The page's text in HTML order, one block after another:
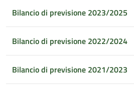
Bilancio di previsione 2023/2025
Bilancio di previsione 2022/2024
Bilancio di previsione 2021/2023